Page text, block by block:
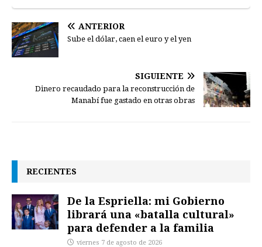
ANTERIOR
Sube el dólar, caen el euro y el yen
SIGUIENTE
Dinero recaudado para la reconstrucción de
Manabí fue gastado en otras obras
RECIENTES
De la Espriella: mi Gobierno
librará una «batalla cultural»
para defender a la familia
viernes 7 de agosto de 2026